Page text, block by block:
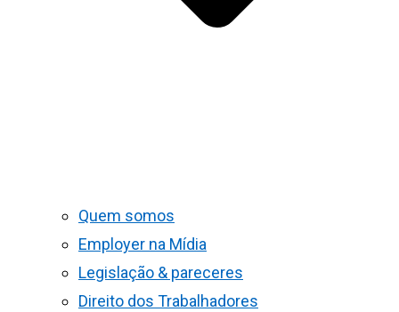
Quem somos
Employer na Mídia
Legislação & pareceres
Direito dos Trabalhadores